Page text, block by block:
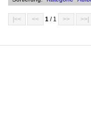
|<< << 1 / 1 >> >>|